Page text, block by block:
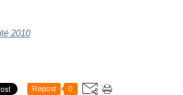
2010
Repost 0